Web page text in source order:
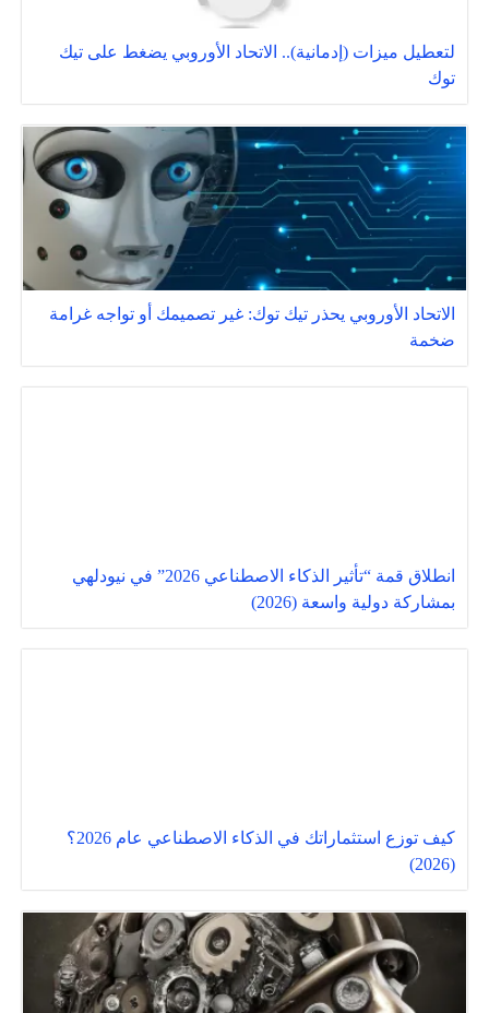
لتعطيل ميزات (إدمانية).. الاتحاد الأوروبي يضغط على تيك
توك ‎‎
الاتحاد الأوروبي يحذر تيك توك: غير تصميمك أو تواجه غرامة
ضخمة
انطلاق قمة “تأثير الذكاء الاصطناعي 2026” في نيودلهي
بمشاركة دولية واسعة (2026)
كيف توزع استثماراتك في الذكاء الاصطناعي عام 2026؟
(2026)